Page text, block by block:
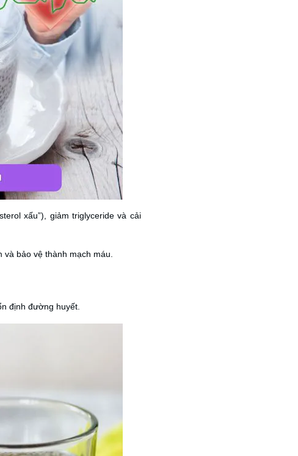
xấu”), giảm triglyceride và cải
bảo vệ thành mạch máu.
định đường huyết.